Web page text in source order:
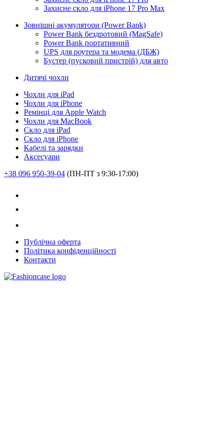
Захисне скло для iPhone 17 Pro Max
Зовнішні акумулятори (Power Bank)
Power Bank бездротовий (MagSafe)
Power Bank портативний
UPS для роутера та модема (ДБЖ)
Бустер (пусковий пристрій) для авто
Дитячі чохли
Чохли для iPad
Чохли для iPhone
Ремінці для Apple Watch
Чохли для MacBook
Скло для iPad
Скло для iPhone
Кабелі та зарядки
Аксесуари
+38 096 950-39-04 (ПН-ПТ з 9:30-17:00)
Публічна оферта
Політика конфіденційності
Контакти